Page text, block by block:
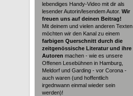
lebendiges Handy-Video mit dir als
lesender Autorin/lesendem Autor. Wir
freuen uns auf deinen Beitrag!
Mit deinem und vielen anderen Texten
möchten wir den Kanal zu einem
farbigen Querschnitt durch die
zeitgenössische Literatur und ihre
Autoren machen - wie es unsere
Offenen Lesebühnen in Hamburg,
Meldorf und Garding - vor Corona -
auch waren (und hoffentlich
irgednwann einmal wieder sein
werden)!